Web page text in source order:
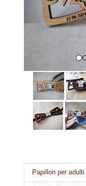
Papillon per